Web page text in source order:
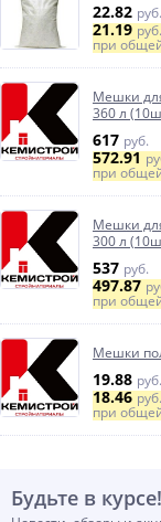
22.82 руб.
21.19руб.
при
Мешки
360 л
617 руб.
572.91
при
Мешки
300 л
537 руб.
497.87
при
Мешки
19.88 руб.
18.46руб.
при
Будьте в курсе!